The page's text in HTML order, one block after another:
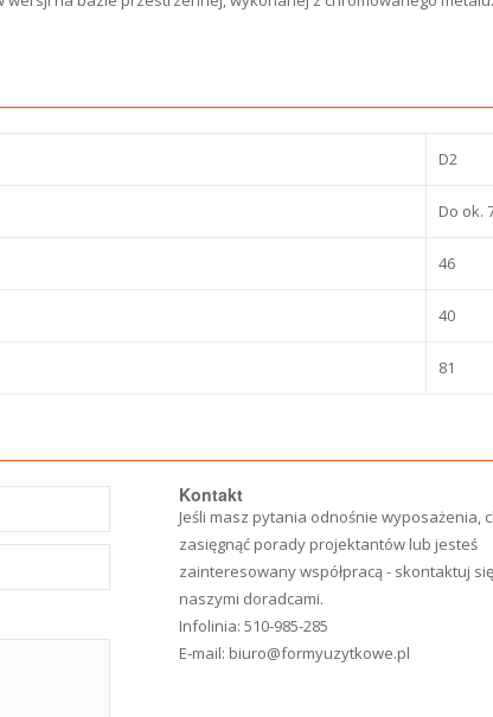
D2
Do ok.
46
40
81
Kontakt
Jeśli masz pytania odnośnie wyposażenia,
zasięgnąć porady projektantów lub jesteś
zainteresowany współpracą - skontaktuj
naszymi doradcami.
Infolinia:510-985-285
E-mail: biuro@formyuzytkowe.pl